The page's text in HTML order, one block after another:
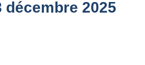
décembre 2025